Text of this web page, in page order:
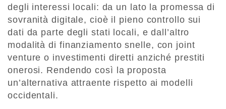
degli interessi locali: da un lato la promessa di
sovranità digitale, cioè il pieno controllo sui
dati da parte degli stati locali, e dall’altro
modalità di finanziamento snelle, con joint
venture o investimenti diretti anziché prestiti
onerosi. Rendendo così la proposta
un’alternativa attraente rispetto ai modelli
occidentali.